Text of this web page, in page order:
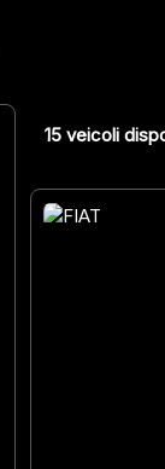
15 veicoli